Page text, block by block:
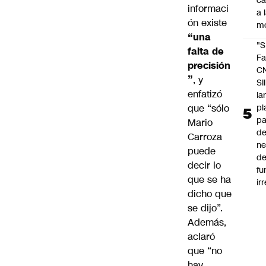
informaci
ón existe
“una
falta de
precisión
”, y
enfatizó
que “sólo
Mario
Carroza
puede
decir lo
que se ha
dicho que
se dijo”.
Además,
aclaró
que “no
a
SII
de